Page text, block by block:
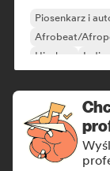
Piosenkarz i
Afrobeat/
Hip-hop
Indie